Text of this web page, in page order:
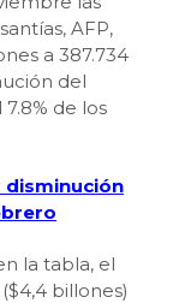
AFP,
a 387.734
del
de los
disminución
la tabla, el
billones)